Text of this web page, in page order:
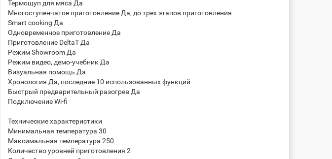
Термощуп для мяса Да
Многоступенчатое приготовление Да, до трех этапов приготовления
Smart cooking Да
Одновременное приготовление Да
Приготовление DeltaT Да
Режим Showroom Да
Режим видео, демо-учебник Да
Визуальная помощь Да
Хронология Да, последние 10 использованных функций
Быстрый предварительный разогрев Да
Подключение Wi-fi
Технические характеристики
Минимальная температура 30
Максимальная температура 250
Количество уровней приготовления 2